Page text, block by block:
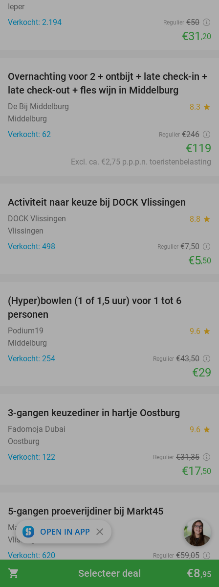
shopping_cart €8,95
Selecteer deal
Ieper
Verkocht: 2.194
Regulier €50
€31 ,20
52%
Overnachting voor 2 + ontbijt + late check-in +
late check-out + fles wijn in Middelburg
De Bij Middelburg 8.3 star
Middelburg
Verkocht: 62
Regulier €246
€119
Excl. ca. €2,75 p.p.p.n. toeristenbelasting
Activiteit naar keuze bij DOCK Vlissingen
DOCK Vlissingen 8.8 star
Vlissingen
Verkocht: 498
Regulier €7,50
€5,50
(Hyper)bowlen (1 of 1,5 uur) voor 1 tot 6
personen
Podium19 9.6 star
Middelburg
Verkocht: 254
Regulier €43,50
€29
3-gangen keuzediner in hartje Oostburg
Fadomoja Dubai 9.6 star
Oostburg
Verkocht: 122
Regulier €31,35
€17,50
5-gangen proeverijdiner bij Markt45
Markt 45 9.5star
Vlissingen
Verkocht: 620
Regulier €59,05
€39
OPEN IN APP close